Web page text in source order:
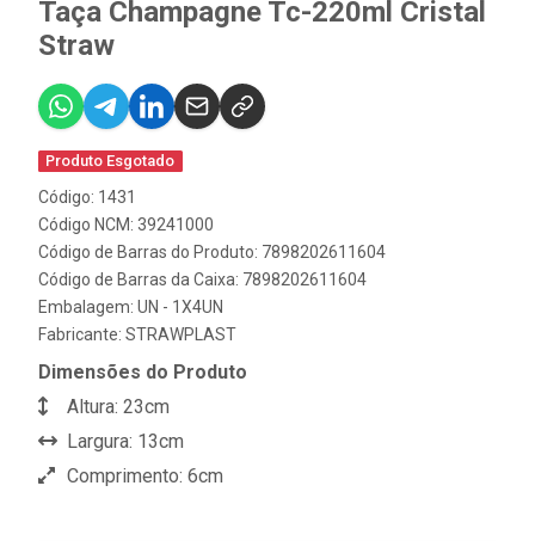
Taça Champagne Tc-220ml Cristal
Straw
Produto Esgotado
Código: 1431
Código NCM: 39241000
Código de Barras do Produto: 7898202611604
Código de Barras da Caixa: 7898202611604
Embalagem: UN - 1X4UN
Fabricante: STRAWPLAST
Dimensões do Produto
Altura: 23cm
Largura: 13cm
Comprimento: 6cm